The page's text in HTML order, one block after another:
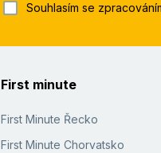
Souhlasím se
First minute
First Minute Řecko
First Minute Chorvatsko